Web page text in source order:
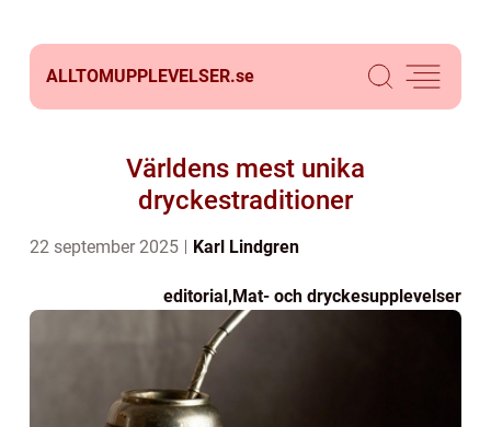
ALLTOMUPPLEVELSER.se
Världens mest unika
dryckestraditioner
22 september 2025 Karl Lindgren
editorial,Mat- och dryckesupplevelser